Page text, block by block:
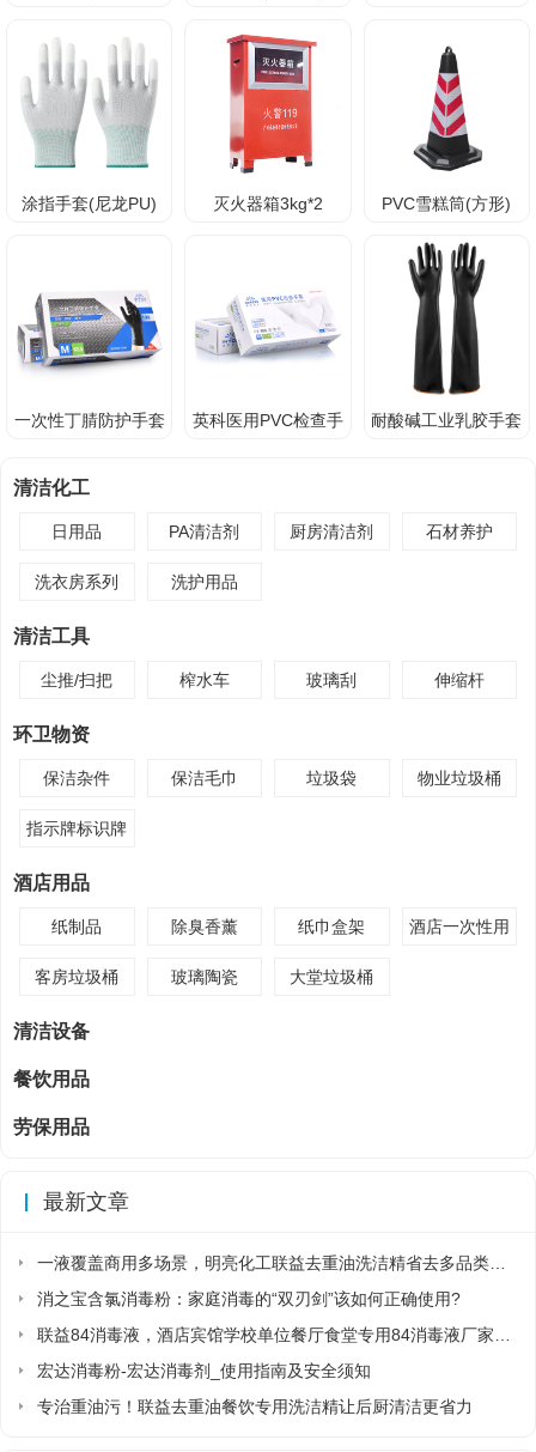
涂指手套(尼龙PU) 灭火器箱3kg*2 PVC雪糕筒(方形)
一次性丁腈防护手套
英科医用PVC检查手
耐酸碱工业乳胶手套
清洁化工
日用品 PA清洁剂 厨房清洁剂 石材养护
洗衣房系列 洗护用品
清洁工具
尘推/扫把 榨水车 玻璃刮 伸缩杆
环卫物资
保洁杂件 保洁毛巾 垃圾袋 物业垃圾桶
指示牌标识牌
酒店用品
纸制品 除臭香薰 纸巾盒架
酒店一次性用
客房垃圾桶 玻璃陶瓷 大堂垃圾桶
清洁设备
餐饮用品
劳保用品
最新文章
消之宝含氯消毒粉：家庭消毒的“双刃剑”该如何正确使用?
宏达消毒粉-宏达消毒剂_使用指南及安全须知
专治重油污！联益去重油餐饮专用洗洁精让后厨清洁更省力